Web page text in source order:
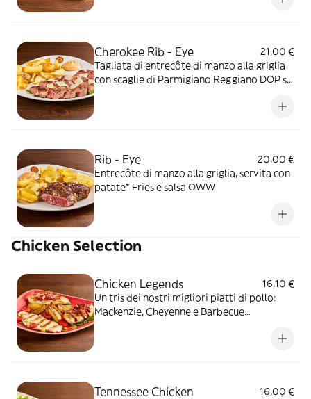
Cherokee Rib - Eye
21,00 €
Tagliata di entrecôte di manzo alla griglia
con scaglie di Parmigiano Reggiano DOP su
Rib - Eye
20,00 €
Entrecôte di manzo alla griglia, servita con
patate* Fries e salsa OWW
Chicken Selection
Chicken Legends
16,10 €
Un tris dei nostri migliori piatti di pollo:
Mackenzie, Cheyenne e Barbecue
Tennessee Chicken 16,00 €